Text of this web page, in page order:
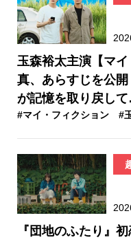
玉森裕太主演【マ
真、あらすじを公開
が記憶を取り戻し
#マイ・フィクション #
『団地のふたり』